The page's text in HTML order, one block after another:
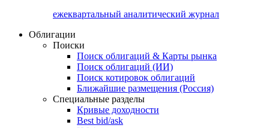
ежеквартальный аналитический журнал
Облигации
Поиски
Поиск облигаций & Карты рынка
Поиск облигаций (ИИ)
Поиск котировок облигаций
Ближайшие размещения (Россия)
Специальные разделы
Кривые доходности
Best bid/ask